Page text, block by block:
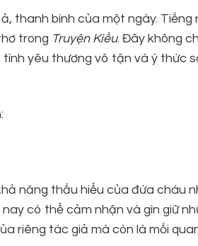
thanh bình của một ngày. Tiếng
trong Truyện Kiều. Đây không
yêu thương vô tận và ý thức
năng thấu hiểu của đứa cháu
có thể cảm nhận và gìn giữ
riêng tác giả mà còn là mối